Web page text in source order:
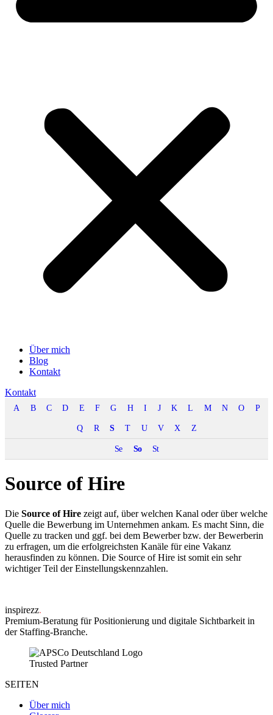
Über mich
Blog
Kontakt
Kontakt
A B C D E F G H I J K L M N O P
Q R S T U V X Z
Se So St
Source of Hire
Die Source of Hire zeigt auf, über welchen Kanal oder über welche
Quelle die Bewerbung im Unternehmen ankam. Es macht Sinn, die
Quelle zu tracken und ggf. bei dem Bewerber bzw. der Bewerberin
zu erfragen, um die erfolgreichsten Kanäle für eine Vakanz
herausfinden zu können. Die Source of Hire ist somit ein sehr
wichtiger Teil der Einstellungskennzahlen.
inspirezz.
Premium-Beratung für Positionierung und digitale Sichtbarkeit in
der Staffing-Branche.
Trusted Partner
SEITEN
Über mich